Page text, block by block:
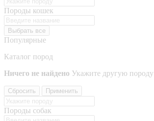
Породы кошек
Выбрать все
Популярные
Каталог пород
Ничего не найдено Укажите другую породу
Сбросить Применить
Породы собак